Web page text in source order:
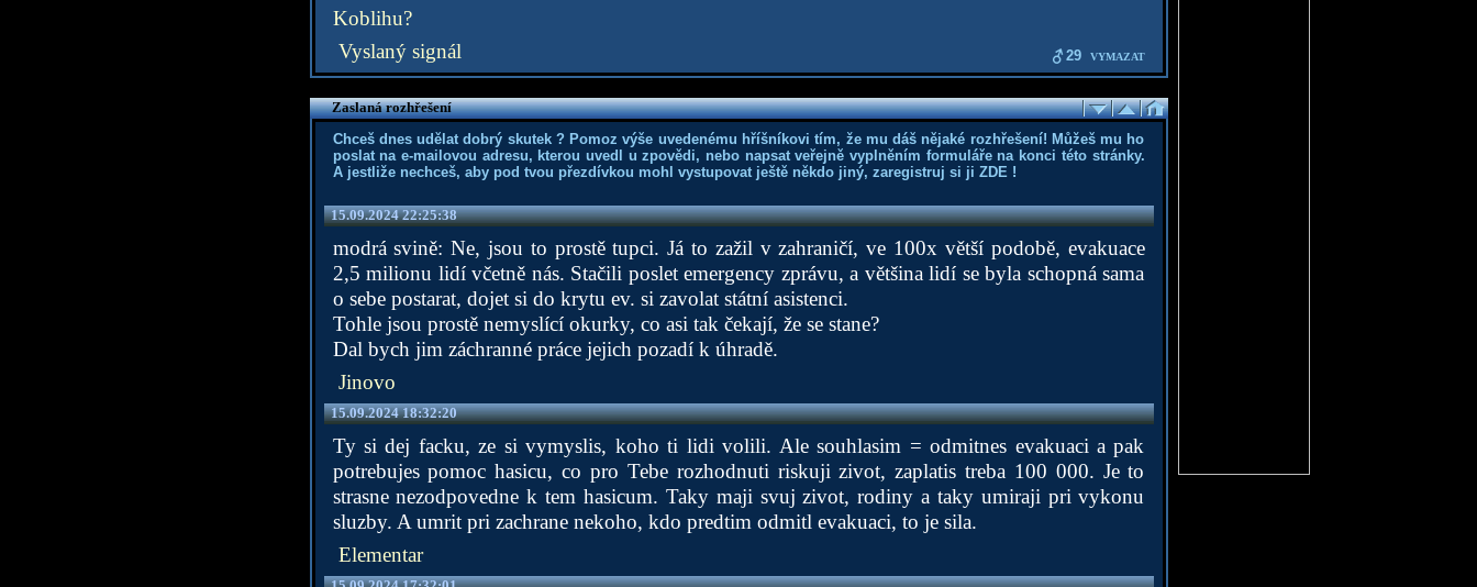
Koblihu?
Vyslaný signál
29 VYMAZAT
Zaslaná rozhřešení
Chceš dnes udělat dobrý skutek ? Pomoz výše uvedenému hříšníkovi tím, že mu dáš nějaké rozhřešení! Můžeš mu ho
poslat na e-mailovou adresu, kterou uvedl u zpovědi, nebo napsat veřejně vyplněním formuláře na konci této stránky.
A jestliže nechceš, aby pod tvou přezdívkou mohl vystupovat ještě někdo jiný, zaregistruj si ji ZDE!
15.09.2024 22:25:38
modrá svině: Ne, jsou to prostě tupci. Já to zažil v zahraničí, ve 100x větší podobě, evakuace
2,5 milionu lidí včetně nás. Stačili poslet emergency zprávu, a většina lidí se byla schopná sama
o sebe postarat, dojet si do krytu ev. si zavolat státní asistenci.
Tohle jsou prostě nemyslící okurky, co asi tak čekají, že se stane?
Dal bych jim záchranné práce jejich pozadí k úhradě.
Jinovo
15.09.2024 18:32:20
Ty si dej facku, ze si vymyslis, koho ti lidi volili. Ale souhlasim = odmitnes evakuaci a pak
potrebujes pomoc hasicu, co pro Tebe rozhodnuti riskuji zivot, zaplatis treba 100 000. Je to
strasne nezodpovedne k tem hasicum. Taky maji svuj zivot, rodiny a taky umiraji pri vykonu
sluzby. A umrit pri zachrane nekoho, kdo predtim odmitl evakuaci, to je sila.
Elementar